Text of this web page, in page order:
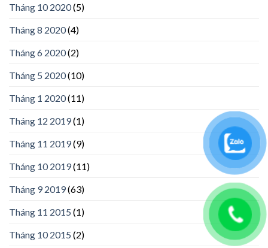
Tháng 10 2020(5)
Tháng 8 2020(4)
Tháng 6 2020(2)
Tháng 5 2020(10)
Tháng 1 2020(11)
Tháng 12 2019(1)
Tháng 11 2019(9)
Tháng 10 2019(11)
Tháng 9 2019(63)
Tháng 11 2015 (1)
Tháng 10 2015 (2)